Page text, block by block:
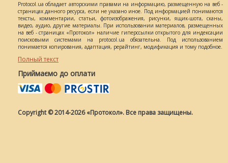
Protocol.ua обладает авторскими правами на информацию, размещенную на веб -
страницах данного ресурса, если не указано иное. Под информацией понимаются
тексты, комментарии, статьи, фотоизображения, рисунки, ящик-шота, сканы,
видео, аудио, другие материалы. При использовании материалов, размещенных
на веб - страницах «Протокол» наличие гиперссылки открытого для индексации
поисковыми системами на protocol.ua обязательна. Под использованием
понимается копирования, адаптация, рерайтинг, модификация и тому подобное.
Полный текст
Приймаємо до оплати
Copyright © 2014-2026 «Протокол». Все права защищены.